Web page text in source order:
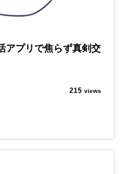
アプリで焦らず真剣交
215 views